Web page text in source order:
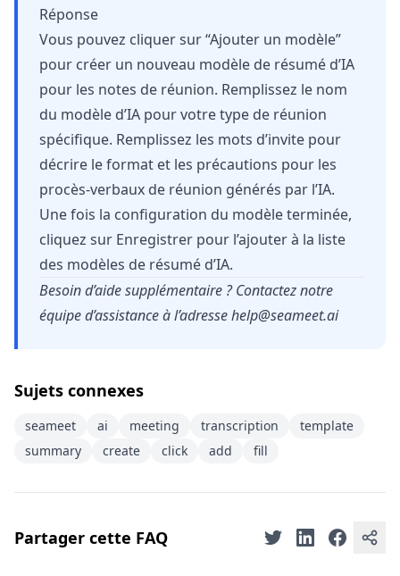
Réponse
Vous pouvez cliquer sur “Ajouter un modèle”
pour créer un nouveau modèle de résumé d’IA
pour les notes de réunion. Remplissez le nom
du modèle d’IA pour votre type de réunion
spécifique. Remplissez les mots d’invite pour
décrire le format et les précautions pour les
procès-verbaux de réunion générés par l’IA.
Une fois la configuration du modèle terminée,
cliquez sur Enregistrer pour l’ajouter à la liste
des modèles de résumé d’IA.
Besoin d’aide supplémentaire ? Contactez notre
équipe d’assistance à l’adressehelp@seameet.ai
Sujets connexes
seameet ai meeting transcription
template
summary
create click add fill
Partager cette FAQ